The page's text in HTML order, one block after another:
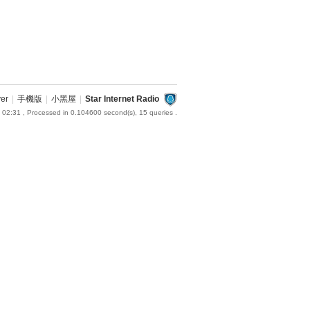
手機版 小黑屋 Star Internet Radio
02:31 , Processed in 0.104600 second(s), 15 queries .